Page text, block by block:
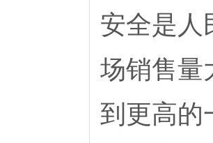
安全是人
场销售量
到更高的